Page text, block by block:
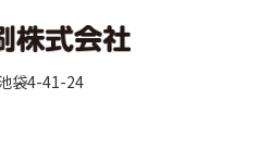
とともに、想像や行動の機会
をきっかけとした新たな機会
りの両方をご提供いたしま
袋4-41-24